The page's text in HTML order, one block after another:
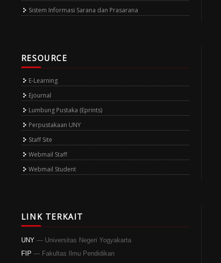
Sistem Informasi Sarana dan Prasarana
RESOURCE
E-Learning
Ejournal
Lumbung Pustaka (Eprints)
Perpustakaan UNY
Staff Site
Webmail Staff
Webmail Student
LINK TERKAIT
UNY — Universitas Negeri Yogyakarta
FIP — Fakultas Ilmu Pendidikan